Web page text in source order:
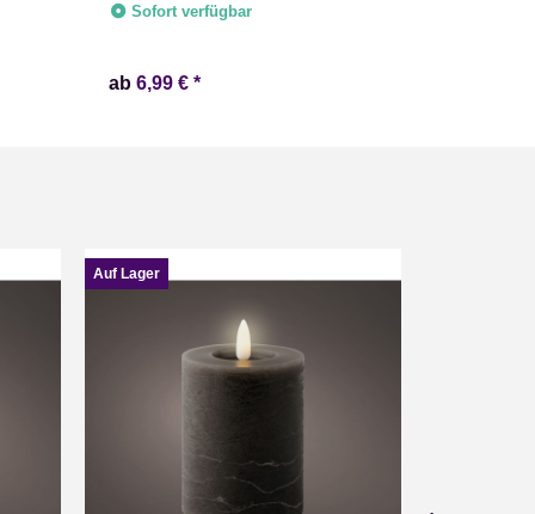
Sofort verfügbar
ab 6,99 € *
Auf Lager